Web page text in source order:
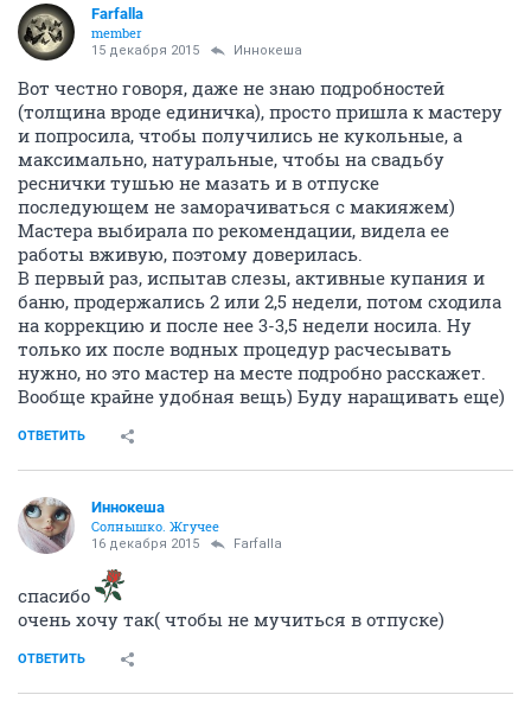
Farfalla
member
15 декабря 2015 Иннокеша
Вот честно говоря, даже не знаю подробностей
(толщина вроде единичка), просто пришла к мастеру
и попросила, чтобы получились не кукольные, а
максимально, натуральные, чтобы на свадьбу
реснички тушью не мазать и в отпуске
последующем не заморачиваться с макияжем)
Мастера выбирала по рекомендации, видела ее
работы вживую, поэтому доверилась.
В первый раз, испытав слезы, активные купания и
баню, продержались 2 или 2,5 недели, потом сходила
на коррекцию и после нее 3-3,5 недели носила. Ну
только их после водных процедур расчесывать
нужно, но это мастер на месте подробно расскажет.
Вообще крайне удобная вещь) Буду наращивать еще)
ОТВЕТИТЬ
Иннокеша
Солнышко. Жгучее
16 декабря 2015 Farfalla
спасибо
очень хочу так( чтобы не мучиться в отпуске)
ОТВЕТИТЬ